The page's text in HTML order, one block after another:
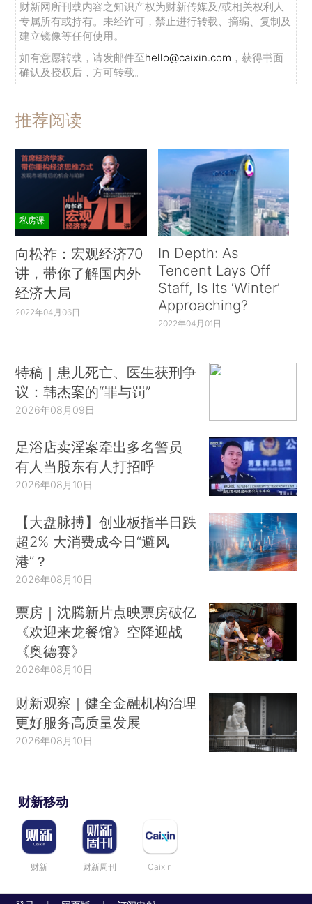
财新网所刊载内容之知识产权为财新传媒及/或相关权利人
专属所有或持有。未经许可，禁止进行转载、摘编、复制及
建立镜像等任何使用。
如有意愿转载，请发邮件至hello@caixin.com ，获得书面
确认及授权后，方可转载。
推荐阅读
私房课
向松祚：宏观经济70
讲，带你了解国内外
经济大局
2022年04月06日
In Depth: As
Tencent Lays Off
Staff, Is Its ‘Winter’
Approaching?
2022年04月01日
特稿｜患儿死亡、医生获刑争
议：韩杰案的“罪与罚”
2026年08月09日
足浴店卖淫案牵出多名警员
有人当股东有人打招呼
2026年08月10日
【大盘脉搏】创业板指半日跌
超2% 大消费成今日“避风
港”？
2026年08月10日
票房｜沈腾新片点映票房破亿
《欢迎来龙餐馆》空降迎战
《奥德赛》
2026年08月10日
财新观察｜健全金融机构治理
更好服务高质量发展
2026年08月10日
财新移动
财新 财新周刊 Caixin